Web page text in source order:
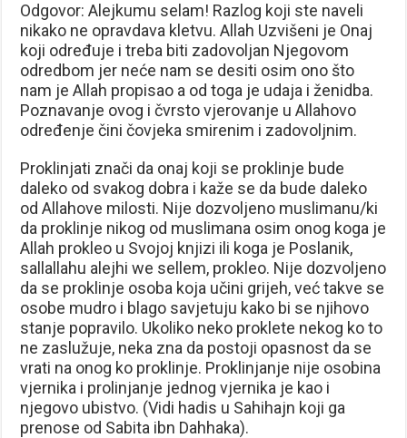
Odgovor: Alejkumu selam! Razlog koji ste naveli
nikako ne opravdava kletvu. Allah Uzvišeni je Onaj
koji određuje i treba biti zadovoljan Njegovom
odredbom jer neće nam se desiti osim ono što
nam je Allah propisao a od toga je udaja i ženidba.
Poznavanje ovog i čvrsto vjerovanje u Allahovo
određenje čini čovjeka smirenim i zadovoljnim.
Proklinjati znači da onaj koji se proklinje bude
daleko od svakog dobra i kaže se da bude daleko
od Allahove milosti. Nije dozvoljeno muslimanu/ki
da proklinje nikog od muslimana osim onog koga je
Allah prokleo u Svojoj knjizi ili koga je Poslanik,
sallallahu alejhi we sellem, prokleo. Nije dozvoljeno
da se proklinje osoba koja učini grijeh, već takve se
osobe mudro i blago savjetuju kako bi se njihovo
stanje popravilo. Ukoliko neko proklete nekog ko to
ne zaslužuje, neka zna da postoji opasnost da se
vrati na onog ko proklinje. Proklinjanje nije osobina
vjernika i prolinjanje jednog vjernika je kao i
njegovo ubistvo. (Vidi hadis u Sahihajn koji ga
prenose od Sabita ibn Dahhaka).